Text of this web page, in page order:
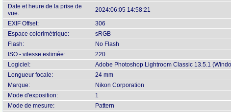
Date et heure de la prise de
vue:
2024:06:05 14:58:21
EXIF Offset:
306
Espace colorimétrique:
sRGB
Flash:
No Flash
ISO - vitesse estimée:
220
Logiciel:
Adobe Photoshop Lightroom Classic 13.5.1
Longueur focale:
24 mm
Marque:
Nikon Corporation
Mode d'exposition:
1
Mode de mesure:
Pattern